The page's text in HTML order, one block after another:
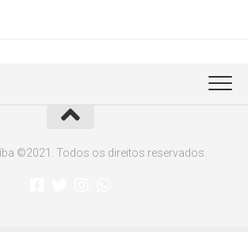
©2021. Todos os direitos reservados.